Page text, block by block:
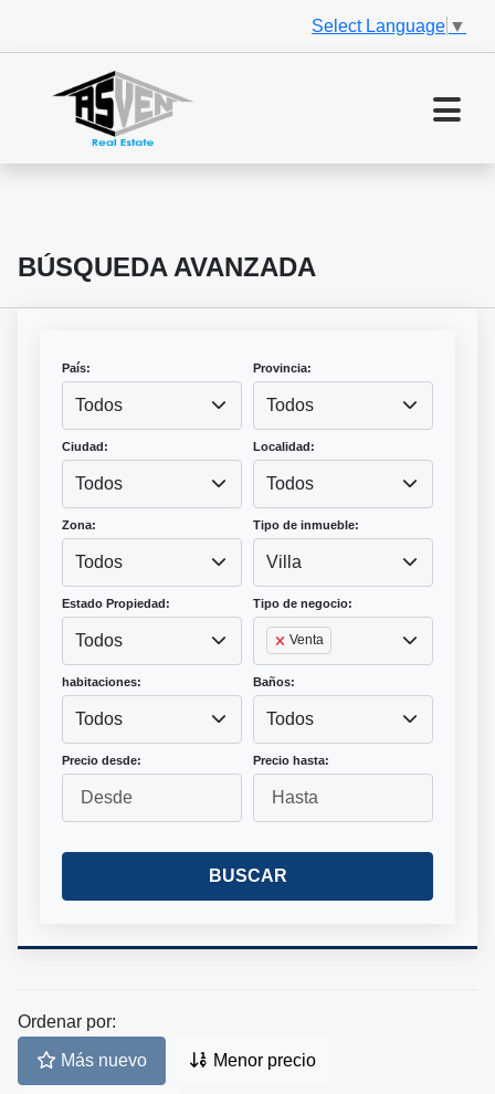
Select Language ▼
BÚSQUEDA AVANZADA
País:
Todos
Provincia:
Todos
Ciudad:
Todos
Localidad:
Todos
Zona:
Todos
Tipo de inmueble:
Villa
Estado Propiedad:
Todos
Tipo de negocio:
Venta
habitaciones:
Todos
Baños:
Todos
Precio desde: Precio hasta:
BUSCAR
Ordenar por:
Más nuevo Menor precio